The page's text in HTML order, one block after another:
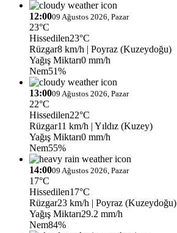
12:0009 Ağustos 2026, Pazar
23°C
Hissedilen23°C
Rüzgar8 km/h | Poyraz (Kuzeydoğu)
Yağış Miktarı0 mm/h
Nem51%
13:0009 Ağustos 2026, Pazar
22°C
Hissedilen22°C
Rüzgar11 km/h | Yıldız (Kuzey)
Yağış Miktarı0 mm/h
Nem55%
14:0009 Ağustos 2026, Pazar
17°C
Hissedilen17°C
Rüzgar23 km/h | Poyraz (Kuzeydoğu)
Yağış Miktarı29.2 mm/h
Nem84%